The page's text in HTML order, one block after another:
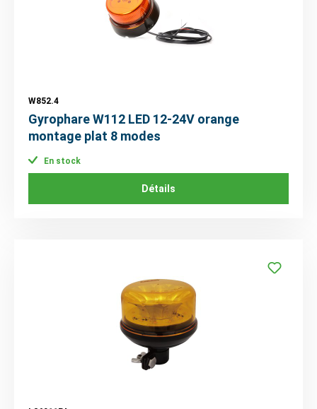
W852.4
Gyrophare W112 LED 12-24V orange
montage plat 8 modes
En stock
Détails